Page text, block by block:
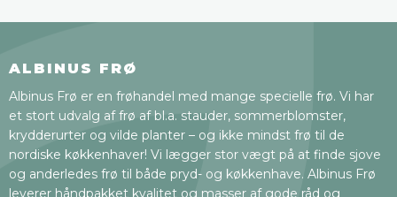
ALBINUS FRØ
Albinus Frø er en frøhandel med mange specielle frø. Vi har
et stort udvalg af frø af bl.a. stauder, sommerblomster,
krydderurter og vilde planter – og ikke mindst frø til de
nordiske køkkenhaver! Vi lægger stor vægt på at finde sjove
og anderledes frø til både pryd- og køkkenhave. Albinus Frø
leverer håndpakket kvalitet og masser af gode råd og